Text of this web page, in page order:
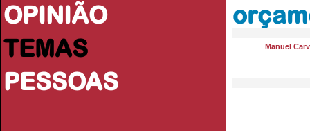
OPINIÃO
TEMAS
PESSOAS
Manuel